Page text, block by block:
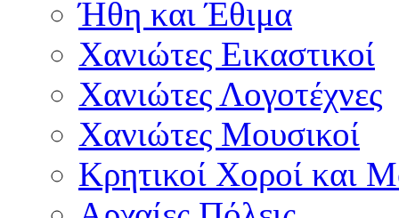
Ήθη και Έθιμα
Χανιώτες Εικαστικοί
Χανιώτες Λογοτέχνες
Χανιώτες Μουσικοί
Κρητικοί Χοροί και